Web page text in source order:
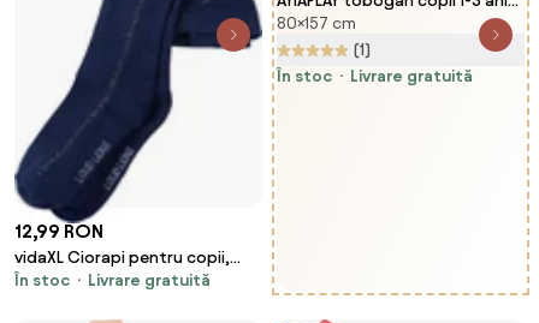
12,99 RON
vidaXL Ciorapi pentru copii,
bleumarin, 128
În stoc Livrare gratuită
pentru copii, din PE si PP, cu
tema spatiala si trepte
antiderapante, 157x46.5x80 cm
80×157 cm
(1)
În stoc
Livrare gratuită